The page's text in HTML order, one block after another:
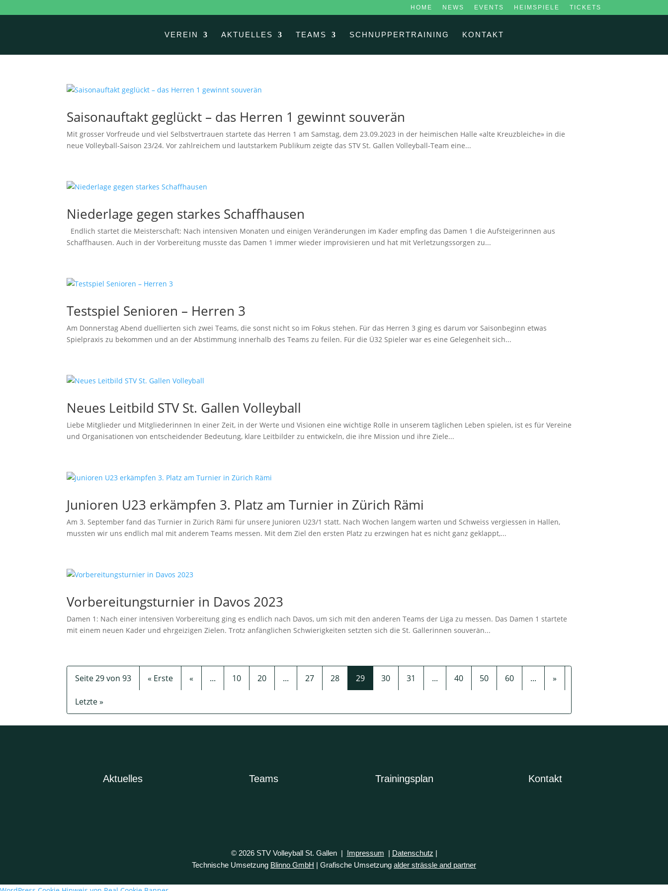
HOME NEWS EVENTS HEIMSPIELE TICKETS
VEREIN AKTUELLES TEAMS SCHNUPPERTRAINING KONTAKT
Saisonauftakt geglückt – das Herren 1 gewinnt souverän
Mit grosser Vorfreude und viel Selbstvertrauen startete das Herren 1 am Samstag, dem 23.09.2023 in der heimischen Halle «alte Kreuzbleiche» in die
neue Volleyball-Saison 23/24. Vor zahlreichem und lautstarkem Publikum zeigte das STV St. Gallen Volleyball-Team eine...
Niederlage gegen starkes Schaffhausen
Endlich startet die Meisterschaft: Nach intensiven Monaten und einigen Veränderungen im Kader empfing das Damen 1 die Aufsteigerinnen aus
Schaffhausen. Auch in der Vorbereitung musste das Damen 1 immer wieder improvisieren und hat mit Verletzungssorgen zu...
Testspiel Senioren – Herren 3
Am Donnerstag Abend duellierten sich zwei Teams, die sonst nicht so im Fokus stehen. Für das Herren 3 ging es darum vor Saisonbeginn etwas
Spielpraxis zu bekommen und an der Abstimmung innerhalb des Teams zu feilen. Für die Ü32 Spieler war es eine Gelegenheit sich...
Neues Leitbild STV St. Gallen Volleyball
Liebe Mitglieder und Mitgliederinnen In einer Zeit, in der Werte und Visionen eine wichtige Rolle in unserem täglichen Leben spielen, ist es für Vereine
und Organisationen von entscheidender Bedeutung, klare Leitbilder zu entwickeln, die ihre Mission und ihre Ziele...
Junioren U23 erkämpfen 3. Platz am Turnier in Zürich Rämi
Am 3. September fand das Turnier in Zürich Rämi für unsere Junioren U23/1 statt. Nach Wochen langem warten und Schweiss vergiessen in Hallen,
mussten wir uns endlich mal mit anderem Teams messen. Mit dem Ziel den ersten Platz zu erzwingen hat es nicht ganz geklappt,...
Vorbereitungsturnier in Davos 2023
Damen 1: Nach einer intensiven Vorbereitung ging es endlich nach Davos, um sich mit den anderen Teams der Liga zu messen. Das Damen 1 startete
mit einem neuen Kader und ehrgeizigen Zielen. Trotz anfänglichen Schwierigkeiten setzten sich die St. Gallerinnen souverän...
Seite 29 von 93 « Erste « ... 10 20 ... 27 28 29 30 31 ... 40 50 60 ... »
Letzte »
Aktuelles Teams Trainingsplan Kontakt
© 2026 STV Volleyball St. Gallen | Impressum | Datenschutz |
Technische Umsetzung Blinno GmbH | Grafische Umsetzung alder strässle and partner